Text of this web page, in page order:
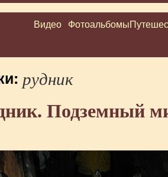
Видео Фотоальбомы
рудник
Подземный